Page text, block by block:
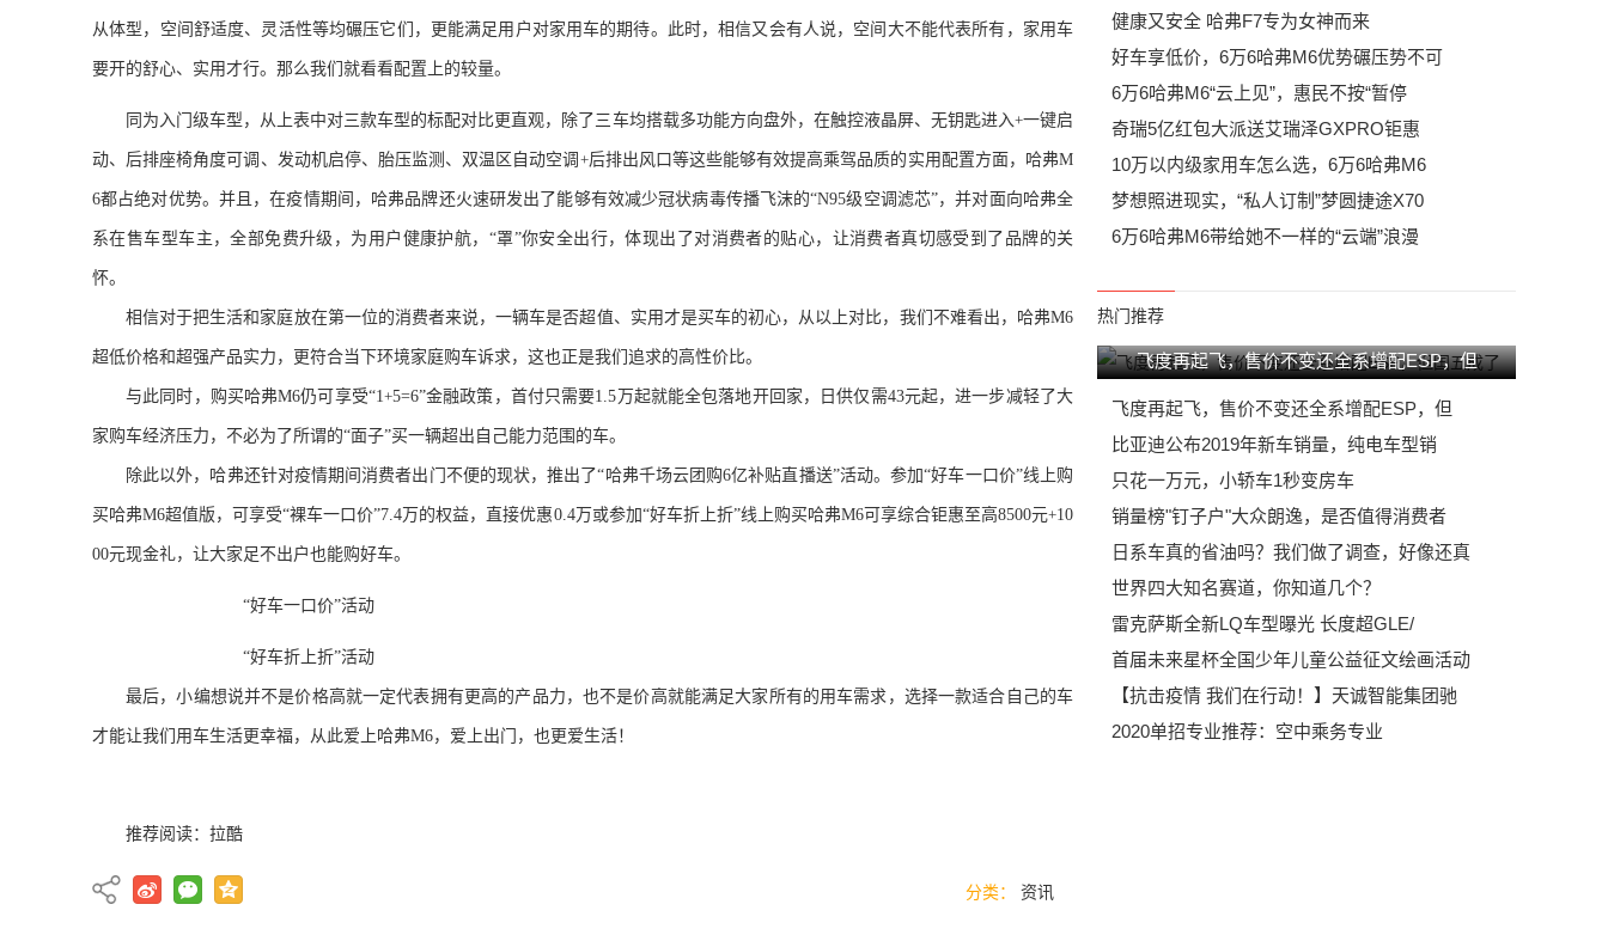
从体型，空间舒适度、灵活性等均碾压它们，更能满足用户对家用车的期待。此时，相信又会有人说，空间大不能代表所有，家用车
要开的舒心、实用才行。那么我们就看看配置上的较量。
同为入门级车型，从上表中对三款车型的标配对比更直观，除了三车均搭载多功能方向盘外，在触控液晶屏、无钥匙进入+一键启
动、后排座椅角度可调、发动机启停、胎压监测、双温区自动空调 +后排出风口等这些能够有效提高乘驾品质的实用配置方面，哈弗M
6都占绝对优势。并且，在疫情期间，哈弗品牌还火速研发出了能够有效减少冠状病毒传播飞沫的“N95级空调滤芯”，并对面向哈弗全
系在售车型车主，全部免费升级，为用户健康护航，“罩”你安全出行，体现出了对消费者的贴心， 让消费者真切感受到了品牌的关
怀。
相信对于把生活和家庭放在第一位的消费者来说，一辆车是否超值、实用才是买车的初心，从以上对比，我们不难看出，哈弗M6
超低价格和超强产品实力，更符合当下环境家庭购车诉求，这也正是我们追求的高性价比。
与此同时，购买哈弗M6仍可享受“1+5=6”金融政策，首付只需要1.5 万起就能全包落地开回家，日供仅需43元起，进一步减轻了大
家购车经济压力，不必为了所谓的“面子”买一辆超出自己能力范围的车。
除此以外，哈弗还针对疫情期间消费者出门不便的现状，推出了“哈弗千场云团购6亿补贴直 播送”活动。参加“好车一口价”线上购
买哈弗M6超值版，可享受“裸车一口价”7.4万的权益，直接优惠0.4万或参加“好车折上折”线上购买哈弗M6可享综合钜惠至高8500元+10
00元现金礼，让大家足不出户也能购好车。
“好车一口价”活动
“好车折上折”活动
最后，小编想说并不是价格高就一定代表拥有更高的产品力，也不是价高就能满足大家所有的用车需求，选择一款适合自己的车
才能让我们用车生活更幸福，从此爱上哈弗M6，爱上出门，也更爱生活！
推荐阅读： 拉酷
分类： 资讯
健康又安全 哈弗F7专为女神而来
好车享低价，6万6哈弗M6优势碾压势不可
6万6哈弗M6“云上见”，惠民不按“暂停
奇瑞5亿红包大派送艾瑞泽GXPRO钜惠
10万以内级家用车怎么选，6万6哈弗M6
梦想照进现实，“私人订制”梦圆捷途X70
6万6哈弗M6带给她不一样的“云端”浪漫
热门推荐
飞度再起飞，售价不变还全系增配ESP，但
飞度再起飞，售价不变还全系增配ESP，但
比亚迪公布2019年新车销量，纯电车型销
只花一万元，小轿车1秒变房车
销量榜"钉子户"大众朗逸，是否值得消费者
日系车真的省油吗？我们做了调查，好像还真
世界四大知名赛道，你知道几个？
雷克萨斯全新LQ车型曝光 长度超GLE/
首届未来星杯全国少年儿童公益征文绘画活动
【抗击疫情 我们在行动！】天诚智能集团驰
2020单招专业推荐：空中乘务专业